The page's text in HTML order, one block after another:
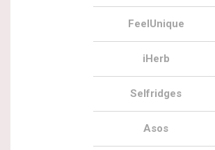
FeelUnique
iHerb
Selfridges
Asos